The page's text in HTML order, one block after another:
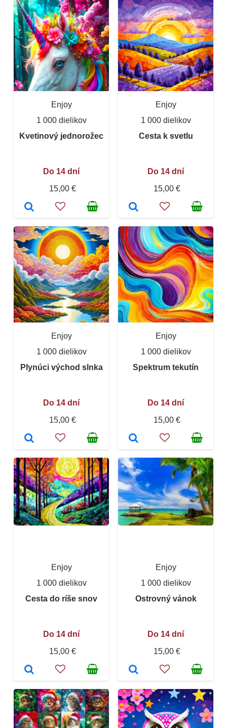
Enjoy
1 000 dielikov
Kvetinový jednorožec
Do 14 dní
15,00 €
Enjoy
1 000 dielikov
Cesta k svetlu
Do 14 dní
15,00 €
Enjoy
1 000 dielikov
Plynúci východ slnka
Do 14 dní
15,00 €
Enjoy
1 000 dielikov
Spektrum tekutín
Do 14 dní
15,00 €
Enjoy
1 000 dielikov
Cesta do ríše snov
Do 14 dní
15,00 €
Enjoy
1 000 dielikov
Ostrovný vánok
Do 14 dní
15,00 €